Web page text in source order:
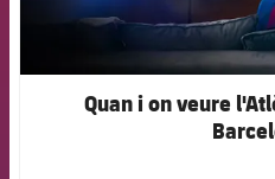
Quan i on veure